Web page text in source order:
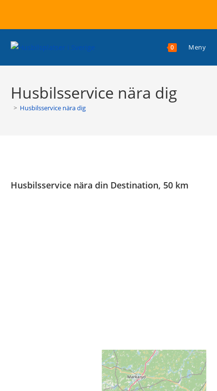
0 Meny
Husbilsservice nära dig
> Husbilsservice nära dig
Husbilsservice nära din Destination, 50 km